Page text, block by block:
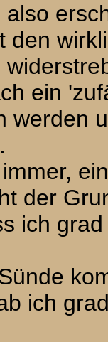
also
den
ein
werden
der
ich
ich